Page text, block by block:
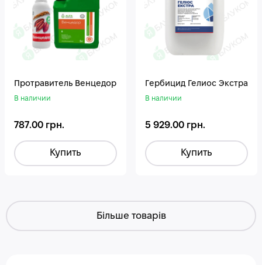
Протравитель Венцедор
В наличии
787.00 грн.
Купить
Гepбицид Гелиос Экстра
В наличии
5 929.00 грн.
Купить
Більше товарів